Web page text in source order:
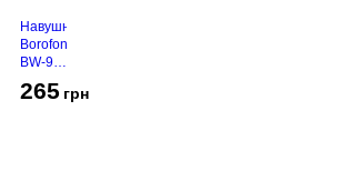
Навушники
Borofone
BW-94
White
265 грн